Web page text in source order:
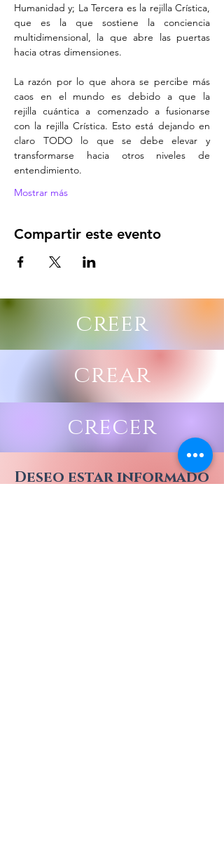
Humanidad y; La Tercera es la rejilla Crística,
que es la que sostiene la conciencia
multidimensional, la que abre las puertas
hacia otras dimensiones.
La razón por lo que ahora se percibe más
caos en el mundo es debido a que la
rejilla cuántica a comenzado a fusionarse
con la rejilla Crística. Esto está dejando en
claro TODO lo que se debe elevar y
transformarse hacia otros niveles de
entendimiento.
Mostrar más
Compartir este evento
creer
crear
crecer
Deseo estar informado